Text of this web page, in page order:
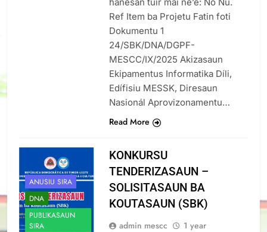
Ref Item ba Projetu Fatin foti
Dokumentu 1
24/SBK/DNA/DGPF-
MESCC/IX/2025 Akizasaun
Ekipamentus Informatika Díli,
Edífisiu MESSK, Diresaun
Nasionál Aprovizonamentu…
Read More
ANUSIU SIRA
DNA
PUBLIKASAUN
SIRA
KONKURSU
TENDERIZASAUN –
SOLISITASAUN BA
KOUTASAUN (SBK)
admin mescc
1 year